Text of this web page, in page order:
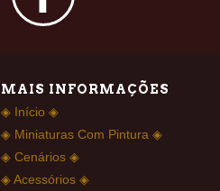
MAIS INFORMAÇÕES
◈ Início ◈
◈ Miniaturas Com Pintura ◈
◈ Cenários ◈
◈ Acessórios ◈